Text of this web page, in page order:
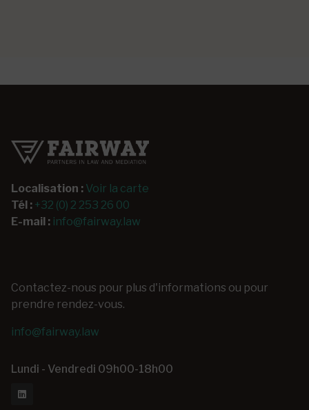
Localisation : Voir la carte
Tél : +32 (0) 2 253 26 00
E-mail : info@fairway.law
Contactez-nous pour plus d'informations ou pour
prendre rendez-vous.
info@fairway.law
Lundi - Vendredi 09h00-18h00